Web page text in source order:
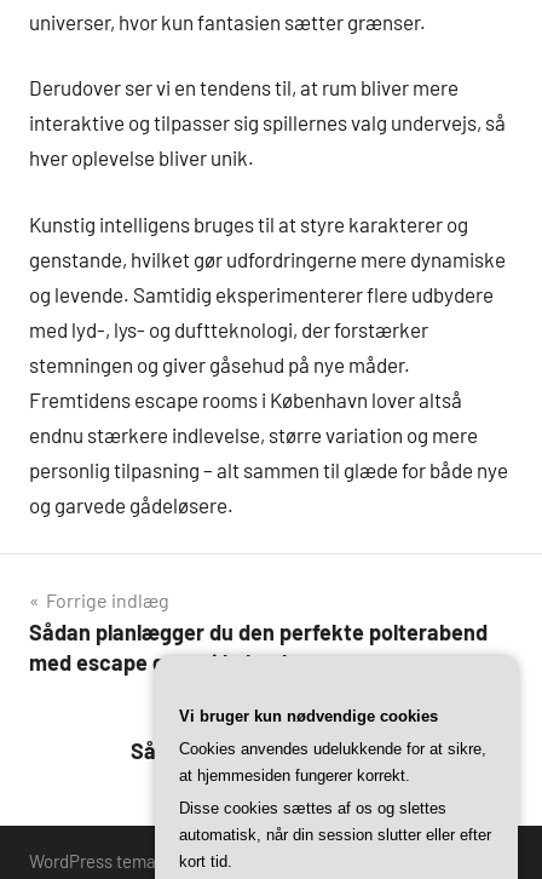
universer, hvor kun fantasien sætter grænser.
Derudover ser vi en tendens til, at rum bliver mere
interaktive og tilpasser sig spillernes valg undervejs, så
hver oplevelse bliver unik.
Kunstig intelligens bruges til at styre karakterer og
genstande, hvilket gør udfordringerne mere dynamiske
og levende. Samtidig eksperimenterer flere udbydere
med lyd-, lys- og duftteknologi, der forstærker
stemningen og giver gåsehud på nye måder.
Fremtidens escape rooms i København lover altså
endnu stærkere indlevelse, større variation og mere
personlig tilpasning – alt sammen til glæde for både nye
og garvede gådeløsere.
Indlægsnavigation
Forrige indlæg
Sådan planlægger du den perfekte polterabend
med escape game i københavn
Næste indlæg
Sådan vinder du escape game: Tips fra
københavnske eksperter
WordPress tema: Harrison by ThemeZee.
Vi bruger kun nødvendige cookies
Cookies anvendes udelukkende for at sikre,
at hjemmesiden fungerer korrekt.
Disse cookies sættes af os og slettes
automatisk, når din session slutter eller efter
kort tid.